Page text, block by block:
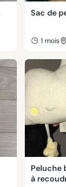
Sac de
1 mois
Peluche
à